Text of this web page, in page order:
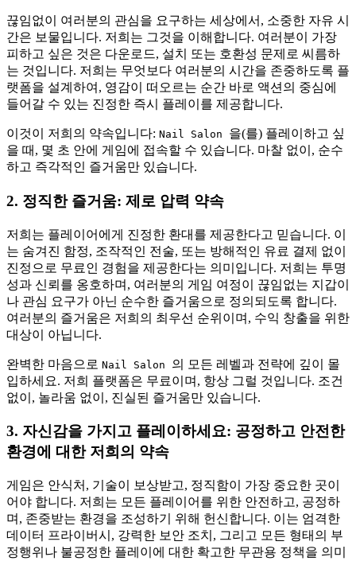
끊임없이 여러분의 관심을 요구하는 세상에서, 소중한 자유 시
간은 보물입니다. 저희는 그것을 이해합니다. 여러분이 가장
피하고 싶은 것은 다운로드, 설치 또는 호환성 문제로 씨름하
는 것입니다. 저희는 무엇보다 여러분의 시간을 존중하도록 플
랫폼을 설계하여, 영감이 떠오르는 순간 바로 액션의 중심에
들어갈 수 있는 진정한 즉시 플레이를 제공합니다.
이것이 저희의 약속입니다: Nail Salon 을(를) 플레이하고 싶
을 때, 몇 초 안에 게임에 접속할 수 있습니다. 마찰 없이, 순수
하고 즉각적인 즐거움만 있습니다.
2. 정직한 즐거움: 제로 압력 약속
저희는 플레이어에게 진정한 환대를 제공한다고 믿습니다. 이
는 숨겨진 함정, 조작적인 전술, 또는 방해적인 유료 결제 없이
진정으로 무료인 경험을 제공한다는 의미입니다. 저희는 투명
성과 신뢰를 옹호하며, 여러분의 게임 여정이 끊임없는 지갑이
나 관심 요구가 아닌 순수한 즐거움으로 정의되도록 합니다.
여러분의 즐거움은 저희의 최우선 순위이며, 수익 창출을 위한
대상이 아닙니다.
완벽한 마음으로 Nail Salon 의 모든 레벨과 전략에 깊이 몰
입하세요. 저희 플랫폼은 무료이며, 항상 그럴 것입니다. 조건
없이, 놀라움 없이, 진실된 즐거움만 있습니다.
3. 자신감을 가지고 플레이하세요: 공정하고 안전한
환경에 대한 저희의 약속
게임은 안식처, 기술이 보상받고, 정직함이 가장 중요한 곳이
어야 합니다. 저희는 모든 플레이어를 위한 안전하고, 공정하
며, 존중받는 환경을 조성하기 위해 헌신합니다. 이는 엄격한
데이터 프라이버시, 강력한 보안 조치, 그리고 모든 형태의 부
정행위나 불공정한 플레이에 대한 확고한 무관용 정책을 의미